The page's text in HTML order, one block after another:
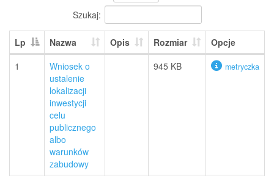
Szukaj:
Lp Nazwa Opis Rozmiar
Opcje
1
Wniosek o
ustalenie
lokalizacji
inwestycji
celu
publicznego
albo
warunków
zabudowy
945 KB metryczka